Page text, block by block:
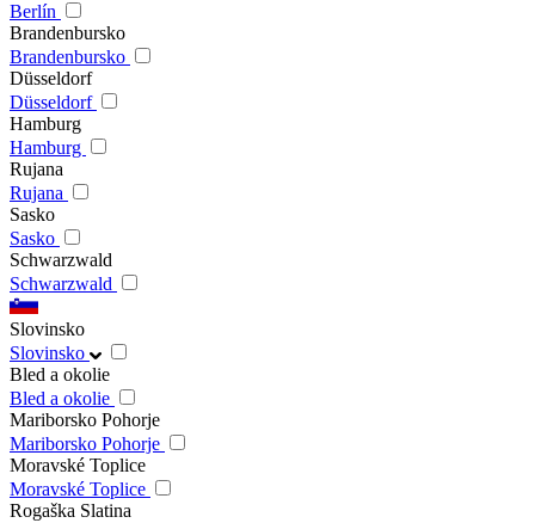
Berlín
Brandenbursko
Brandenbursko
Düsseldorf
Düsseldorf
Hamburg
Hamburg
Rujana
Rujana
Sasko
Sasko
Schwarzwald
Schwarzwald
Slovinsko
Slovinsko
Bled a okolie
Bled a okolie
Mariborsko Pohorje
Mariborsko Pohorje
Moravské Toplice
Moravské Toplice
Rogaška Slatina